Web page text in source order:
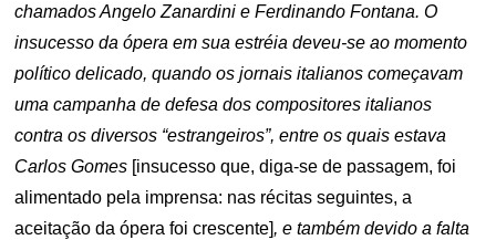
chamados Angelo Zanardini e Ferdinando Fontana. O
insucesso da ópera em sua estréia deveu-se ao momento
político delicado, quando os jornais italianos começavam
uma campanha de defesa dos compositores italianos
contra os diversos “estrangeiros”, entre os quais estava
Carlos Gomes [insucesso que, diga-se de passagem, foi
alimentado pela imprensa: nas récitas seguintes, a
aceitação da ópera foi crescente], e também devido a falta